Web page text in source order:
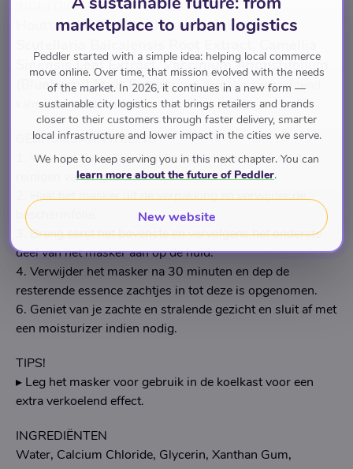
INGREDIENTS WE ♥
Houttuynia Cordata (Heartleaf) Extract,
Sinensis Leaf Extract, Vaccinium Angustifolium
(Blueberry) Fruit Extract: anti-irritatie, verzachtend,
kalmerend, antioxidant
GEBRUIKSAANWIJZING
1. Voor het beste resultaat breng je toner aan na het
reinigen van je gezicht.
2. Haal het masker uit de verpakking en verwijder de
beschermfolie.
3. Breng eerst het bovenste en vervolgens het onderste
deel van het masker aan op de huid.
4. Verwijder het masker na 30 minuten en dep de
resterende essence zachtjes in tot deze is opgenomen.
6. Geniet van je zachte en stralende gezicht en sluit af met
een moisturizer indien nodig.
TIPS!
▸ Leg het masker voor gebruik in de koelkast voor een
extra verkoelend effect.
INGREDIËNTEN
Water, Calcium Chloride, Glycerin, Xanthan Gum,
marketplace to urban logistics
Peddler started with a simple idea: helping local commerce
move online. Over time, that mission evolved with the needs
of the market. In 2026, it continues in a new form —
sustainable city logistics that brings retailers and brands
closer to their customers through faster delivery, smarter
local infrastructure and lower impact in the cities we serve.
We hope to keep serving you in this next chapter. You can
learn more about the future of Peddler.
New website